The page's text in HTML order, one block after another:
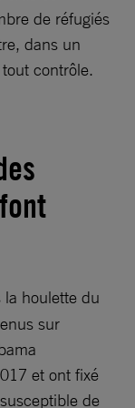
de réfugiés
dans un
contrôle.
la houlette du
sur
et ont fixé
de